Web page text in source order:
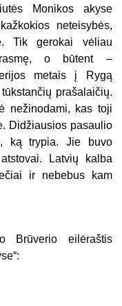
Monikos akyse
neteisybės,
Tik gerokai vėliau
o būtent –
metais į Rygą
prašalaičių.
nežinodami, kas toji
Didžiausios pasaulio
ką trypia. Jie buvo
Latvių kalba
ir nebebus kam
Brūverio eilėraštis